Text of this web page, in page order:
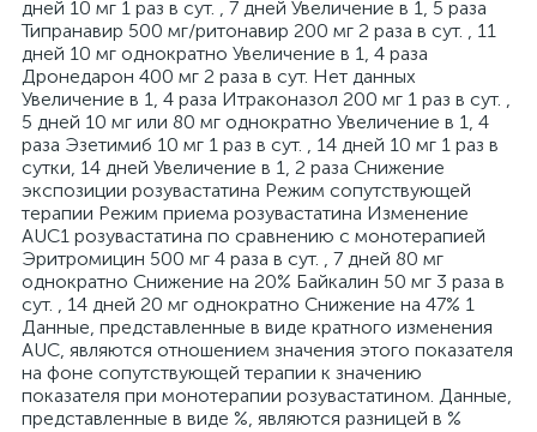
дней 10 мг 1 раз в сут. , 7 дней Увеличение в 1, 5 раза
Типранавир 500 мг/ритонавир 200 мг 2 раза в сут. , 11
дней 10 мг однократно Увеличение в 1, 4 раза
Дронедарон 400 мг 2 раза в сут. Нет данных
Увеличение в 1, 4 раза Итраконазол 200 мг 1 раз в сут. ,
5 дней 10 мг или 80 мг однократно Увеличение в 1, 4
раза Эзетимиб 10 мг 1 раз в сут. , 14 дней 10 мг 1 раз в
сутки, 14 дней Увеличение в 1, 2 раза Снижение
экспозиции розувастатина Режим сопутствующей
терапии Режим приема розувастатина Изменение
AUC1 розувастатина по сравнению с монотерапией
Эритромицин 500 мг 4 раза в сут. , 7 дней 80 мг
однократно Снижение на 20% Байкалин 50 мг 3 раза в
сут. , 14 дней 20 мг однократно Снижение на 47% 1
Данные, представленные в виде кратного изменения
AUC, являются отношением значения этого показателя
на фоне сопутствующей терапии к значению
показателя при монотерапии розувастатином. Данные,
представленные в виде %, являются разницей в %